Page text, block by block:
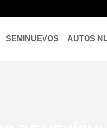
SEMINUEVOS AUTOS